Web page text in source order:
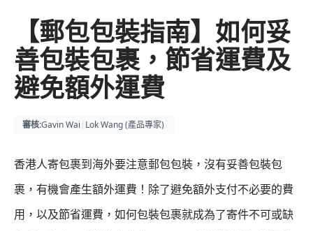
【郵包包裝指南】如何妥
善包裝包裹，節省運費及
避免額外運費
審核:Gavin Wai | Lok Wang (產品專家)
香港人寄包裹到海外要注意郵包包裝，沒有妥善包裝包
裹，有機會產生額外運費！除了避免額外支付不必要的費
用，以及節省運費，如何包裝包裹就成為了寄件不可或缺